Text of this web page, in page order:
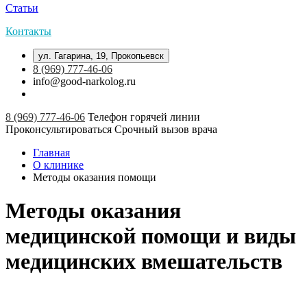
Статьи
Контакты
ул. Гагарина, 19, Прокопьевск
8 (969) 777-46-06
info@good-narkolog.ru
8 (969) 777-46-06 Телефон горячей линии
Проконсультироваться Срочный вызов врача
Главная
О клинике
Методы оказания помощи
Методы оказания
медицинской помощи и виды
медицинских вмешательств